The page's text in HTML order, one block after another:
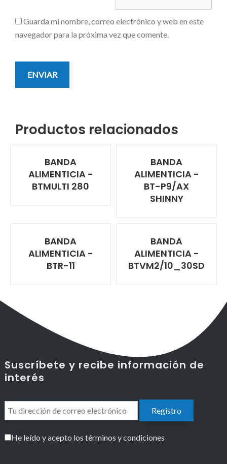
Guarda mi nombre, correo electrónico y web en este
navegador para la próxima vez que comente.
Productos relacionados
BANDA
ALIMENTICIA -
BTMULTI 280
BANDA
ALIMENTICIA -
BT-P9/AX
SHINNY
BANDA
ALIMENTICIA -
BTR-11
BANDA
ALIMENTICIA -
BTVM2/10_30SD
Suscríbete y recibe información de
interés
He leído y acepto los términos y condiciones